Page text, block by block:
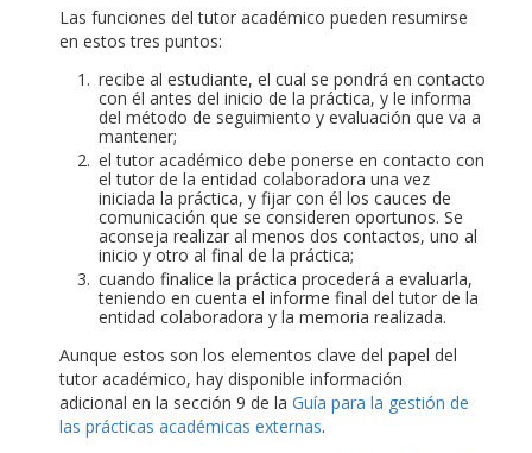
Las funciones del tutor académico pueden resumirse
en estos tres puntos:
recibe al estudiante, el cual se pondrá en contacto
con él antes del inicio de la práctica, y le informa
del método de seguimiento y evaluación que va a
mantener;
el tutor académico debe ponerse en contacto con
el tutor de la entidad colaboradora una vez
iniciada la práctica, y fijar con él los cauces de
comunicación que se consideren oportunos. Se
aconseja realizar al menos dos contactos, uno al
inicio y otro al final de la práctica;
cuando finalice la práctica procederá a evaluarla,
teniendo en cuenta el informe final del tutor de la
entidad colaboradora y la memoria realizada.
Aunque estos son los elementos clave del papel del
tutor académico, hay disponible información
adicional en la sección 9 de la Guía para la gestión de
las prácticas académicas externas.